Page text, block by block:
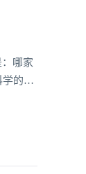
哪家
的选